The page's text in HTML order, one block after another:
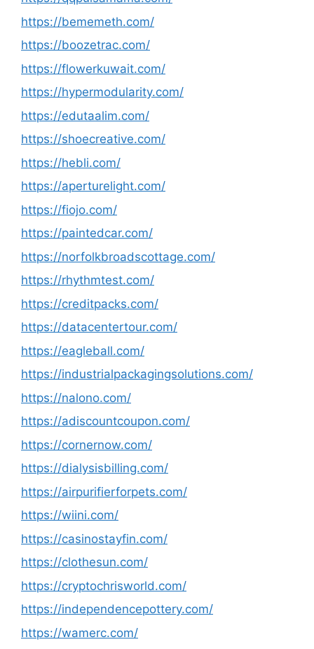
https://bememeth.com/
https://boozetrac.com/
https://flowerkuwait.com/
https://hypermodularity.com/
https://edutaalim.com/
https://shoecreative.com/
https://hebli.com/
https://aperturelight.com/
https://fiojo.com/
https://paintedcar.com/
https://norfolkbroadscottage.com/
https://rhythmtest.com/
https://creditpacks.com/
https://datacentertour.com/
https://eagleball.com/
https://industrialpackagingsolutions.com/
https://nalono.com/
https://adiscountcoupon.com/
https://cornernow.com/
https://dialysisbilling.com/
https://airpurifierforpets.com/
https://wiini.com/
https://casinostayfin.com/
https://clothesun.com/
https://cryptochrisworld.com/
https://independencepottery.com/
https://wamerc.com/